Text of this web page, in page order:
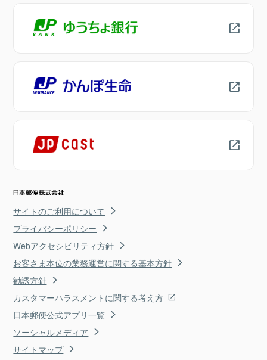
サイトのご利用について
プライバシーポリシー
Webアクセシビリティ方針
お客さま本位の業務運営に関する基本方針
勧誘方針
カスタマーハラスメントに関する考え方
日本郵便公式アプリ一覧
ソーシャルメディア
サイトマップ